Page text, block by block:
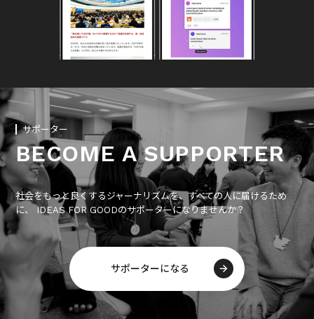
サポーター
BECOME A SUPPORTER
社会をもっと良くするジャーナリズムを、すべての人に届けるため
に、 IDEAS FOR GOODのサポーターになりませんか？
サポーターになる